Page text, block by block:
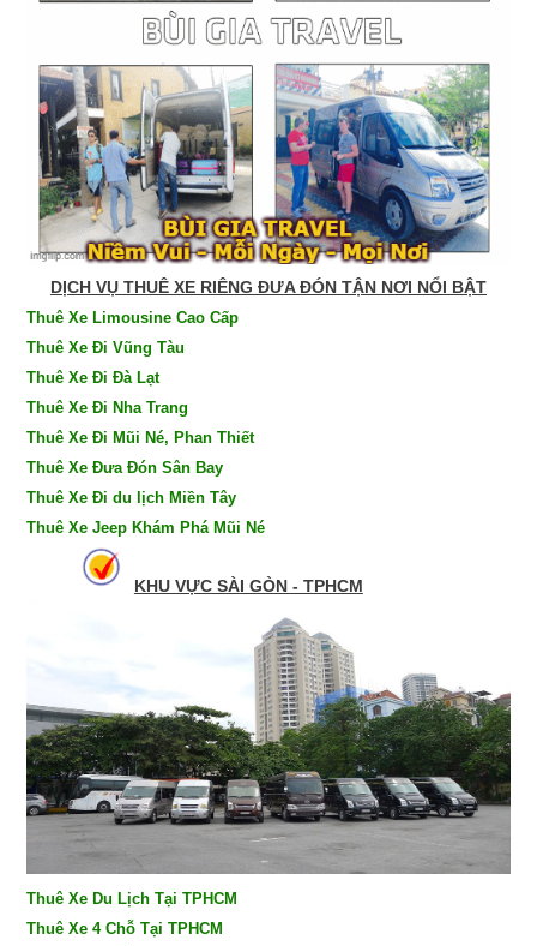
DỊCH VỤ THUÊ XE RIÊNG ĐƯA ĐÓN TẬN NƠI NỔI BẬT
Thuê Xe Limousine Cao Cấp
Thuê Xe Đi Vũng Tàu
Thuê Xe Đi Đà Lạt
Thuê Xe Đi Nha Trang
Thuê Xe Đi Mũi Né, Phan Thiết
Thuê Xe Đưa Đón Sân Bay
Thuê Xe Đi du lịch Miền Tây
Thuê Xe Jeep Khám Phá Mũi Né
KHU VỰC SÀI GÒN - TPHCM
Thuê Xe Du Lịch Tại TPHCM
Thuê Xe 4 Chỗ Tại TPHCM